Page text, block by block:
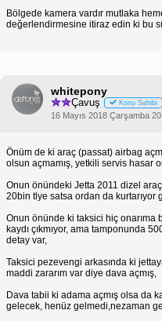
Bölgede kamera vardır mutlaka
değerlendirmesine itiraz edin ki bu
whitepony
Çavuş Konu Sahibi
16 Mayıs 2018 Çarşamba
Önüm de ki araç (passat) airbag
olsun açmamış, yetkili servis hasar
Onun önündeki Jetta 2011 dizel araç
20bin tlye satsa ordan da kurtarıyor
Onun önünde ki taksici hiç
kaydı çıkmıyor, ama tamponunda
detay var,
Taksici pezevengi arkasında ki
maddi zararım var diye dava açmış,
Dava tabii ki adama açmış olsa da
gelecek, henüz gelmedi,nezaman